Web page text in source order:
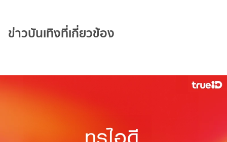
ข่าวบันเทิงที่เกี่ยวข้อง